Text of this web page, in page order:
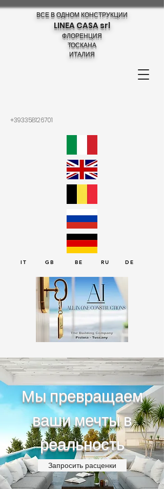
ВСЕ В ОДНОМ КОНСТРУКЦИИ
LINEA CASA srl
ФЛОРЕНЦИЯ
ТОСКАНА
ИТАЛИЯ
+393358126701
IT GB BE RU DE
Мы превращаем
ваши мечты в
реальность
Запросить расценки